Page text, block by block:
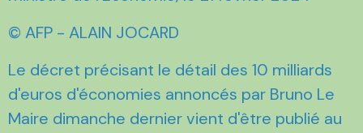
© AFP - ALAIN JOCARD
Le décret précisant le détail des 10 milliards
d'euros d'économies annoncés par Bruno Le
Maire dimanche dernier vient d'être publié au